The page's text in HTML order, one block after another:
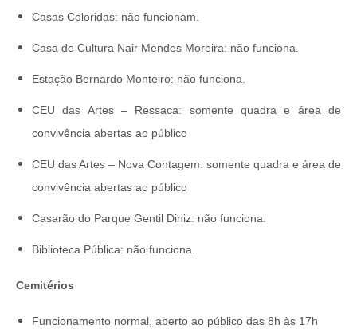
Casas Coloridas: não funcionam.
Casa de Cultura Nair Mendes Moreira: não funciona.
Estação Bernardo Monteiro: não funciona.
CEU das Artes – Ressaca: somente quadra e área de
convivência abertas ao público
CEU das Artes – Nova Contagem: somente quadra e área de
convivência abertas ao público
Casarão do Parque Gentil Diniz: não funciona.
Biblioteca Pública: não funciona.
Cemitérios
Funcionamento normal, aberto ao público das 8h às 17h